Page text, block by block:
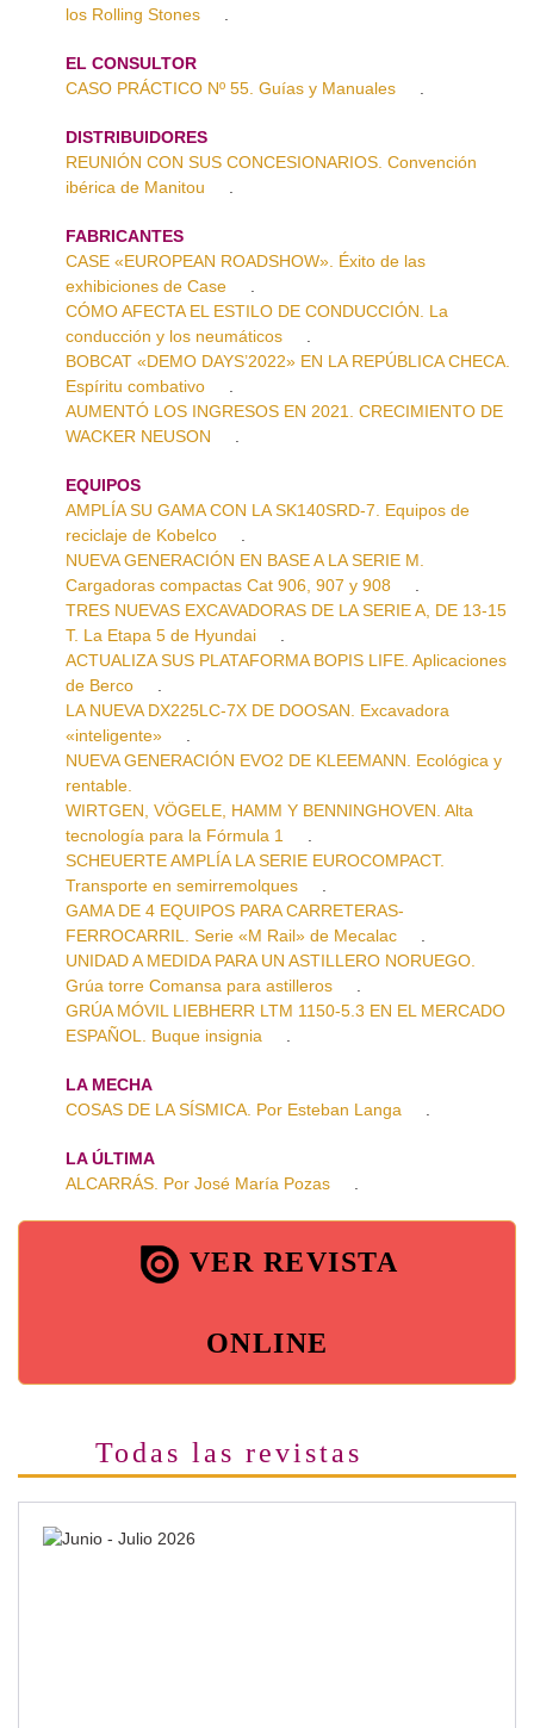
los Rolling Stones
EL CONSULTOR
CASO PRÁCTICO Nº 55. Guías y Manuales
DISTRIBUIDORES
REUNIÓN CON SUS CONCESIONARIOS. Convención
ibérica de Manitou
FABRICANTES
CASE «EUROPEAN ROADSHOW». Éxito de las
exhibiciones de Case
CÓMO AFECTA EL ESTILO DE CONDUCCIÓN. La
conducción y los neumáticos
BOBCAT «DEMO DAYS’2022» EN LA REPÚBLICA CHECA.
Espíritu combativo
AUMENTÓ LOS INGRESOS EN 2021. CRECIMIENTO DE
WACKER NEUSON
EQUIPOS
AMPLÍA SU GAMA CON LA SK140SRD-7. Equipos de
reciclaje de Kobelco
NUEVA GENERACIÓN EN BASE A LA SERIE M.
Cargadoras compactas Cat 906, 907 y 908
TRES NUEVAS EXCAVADORAS DE LA SERIE A, DE 13-15
T. La Etapa 5 de Hyundai
ACTUALIZA SUS PLATAFORMA BOPIS LIFE. Aplicaciones
de Berco
LA NUEVA DX225LC-7X DE DOOSAN. Excavadora
«inteligente»
NUEVA GENERACIÓN EVO2 DE KLEEMANN. Ecológica y
rentable.
WIRTGEN, VÖGELE, HAMM Y BENNINGHOVEN. Alta
tecnología para la Fórmula 1
SCHEUERTE AMPLÍA LA SERIE EUROCOMPACT.
Transporte en semirremolques
GAMA DE 4 EQUIPOS PARA CARRETERAS-
FERROCARRIL. Serie «M Rail» de Mecalac
UNIDAD A MEDIDA PARA UN ASTILLERO NORUEGO.
Grúa torre Comansa para astilleros
GRÚA MÓVIL LIEBHERR LTM 1150-5.3 EN EL MERCADO
ESPAÑOL. Buque insignia
LA MECHA
COSAS DE LA SÍSMICA. Por Esteban Langa
LA ÚLTIMA
ALCARRÁS. Por José María Pozas
VER REVISTA
ONLINE
Todas las revistas